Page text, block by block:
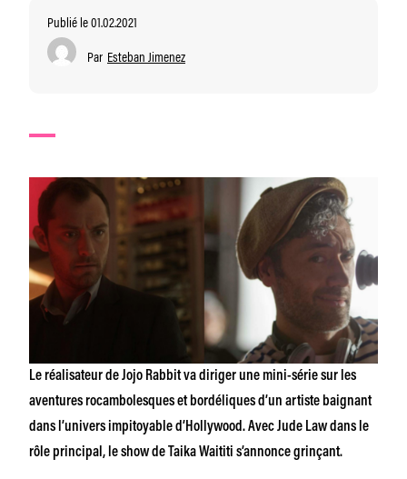
Publié le 01.02.2021
Par Esteban Jimenez
Le réalisateur deJojo Rabbitva diriger une mini-série sur les
aventures rocambolesques et bordéliques d’un artiste baignant
dans l’univers impitoyable d’Hollywood. Avec Jude Law dans le
rôle principal, le show de Taika Waititi s’annonce grinçant.